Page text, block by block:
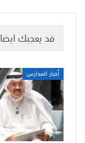
قد يعجبك ايضا
أخبار المدارس